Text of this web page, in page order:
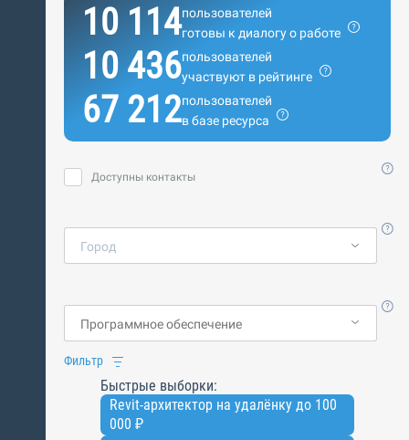
10 114пользователей
готовы к диалогу о работе
10 436пользователей
участвуют в рейтинге
67 212пользователей
в базе ресурса
Доступны контакты
Город
Фильтр
Быстрые выборки:
Revit-архитектор на удалёнку до 100
000 ₽